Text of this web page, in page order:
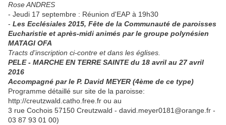
Rose ANDRES
- Jeudi 17 septembre : Réunion d'EAP à 19h30
- Les Ecclésiales 2015, Fête de la Communauté de paroisses
Eucharistie et après-midi animés par le groupe polynésien
MATAGI OFA
Tracts d'inscription ci-contre et dans les églises.
PELE - MARCHE EN TERRE SAINTE du 18 avril au 27 avril
2016
Accompagné par le P. David MEYER (4ème de ce type)
Programme détaillé sur site de la paroisse:
http://creutzwald.catho.free.fr ou au
3 rue Cochois 57150 Creutzwald - david.meyer0181@orange.fr -
03 87 93 01 00)